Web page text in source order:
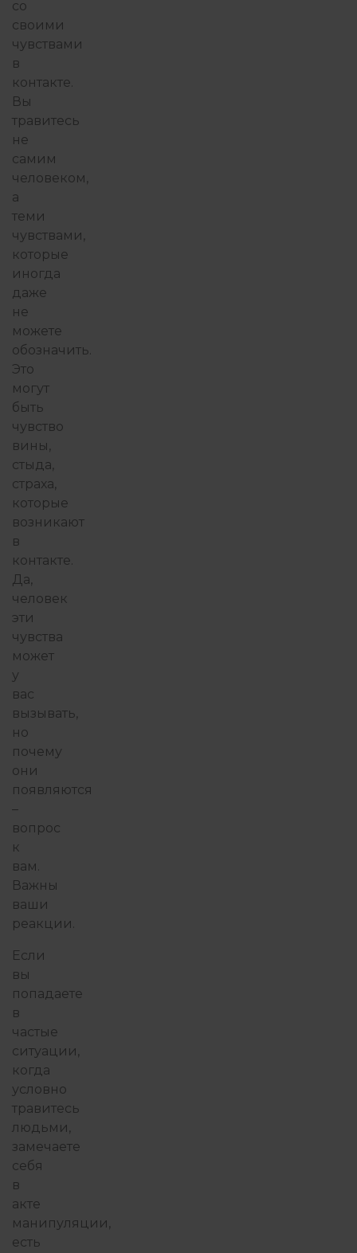
со
своими
чувствами
в
контакте.
Вы
травитесь
не
самим
человеком,
а
теми
чувствами,
которые
иногда
даже
не
можете
обозначить.
Это
могут
быть
чувство
вины,
стыда,
страха,
которые
возникают
в
контакте.
Да,
человек
эти
чувства
может
у
вас
вызывать,
но
почему
они
появляются
–
вопрос
к
вам.
Важны
ваши
реакции.
Если
вы
попадаете
в
частые
ситуации,
когда
условно
травитесь
людьми,
замечаете
себя
в
акте
манипуляции,
есть